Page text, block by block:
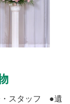
スタッフ ●遺